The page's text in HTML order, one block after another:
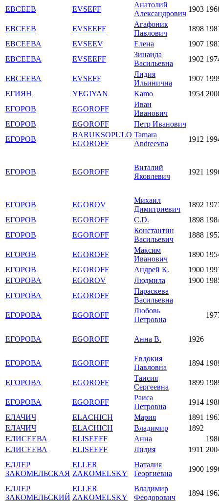
ЕВСЕЕВ
EVSEFF
Анатолий
Александрович
1903
ЕВСЕЕВ EVSEEFF
Агафоник
Павлович
1898
ЕВСЕЕВА
EVSEEV Елена 1907
ЕВСЕЕВА
EVSEEFF
Зинаида
Васильевна
1902
ЕВСЕЕВА EVSEFF
Лидия
Ильинична
1907
ЕГИЯН
YEGIYAN Kamo 1954
ЕГОРОВ
EGOROFF
Иван
Иванович
ЕГОРОВ
EGOROFF
Петр Иванович
ЕГОРОВ
BARUKSOPULO
EGOROFF
Tamara
Andreevna
1912
ЕГОРОВ EGOROFF
Виталий
Яковлевич
1921
ЕГОРОВ EGOROV
Михаил
Димитриевич
1892
ЕГОРОВ
EGOROFF C.D. 1898
ЕГОРОВ
EGOROFF
Константин
Васильевич
1888
ЕГОРОВ EGOROFF
Максим
Иванович
1890
ЕГОРОВ
EGOROFF Андрей К. 1900
ЕГОРОВА
EGOROV Людмила 1900
ЕГОРОВА
EGOROFF
Параскева
Васильевна
ЕГОРОВА
EGOROFF
Любовь
Петровна
ЕГОРОВА EGOROFF Анна В. 1926
ЕГОРОВА EGOROFF
Евдокия
Павловна
1894
ЕГОРОВА EGOROFF
Таисия
Сергеевна
1899
ЕГОРОВА EGOROFF
Раиса
Петровна
1914
ЕЛАЧИЧ
ELACHICH Мария 1891
ЕЛАЧИЧ
ELACHICH Владимир
1892
ЕЛИСЕЕВА
ELISEEFF Анна
ЕЛИСЕЕВА
ELISEEFF Лидия 1911
ЕЛЛЕР
ЗАКОМЕЛЬСКАЯ
ELLER
ZAKOMELSKY
Наталия
Георгиевна
1900
ЕЛЛЕР
ЗАКОМЕЛЬСКИЙ
ELLER
ZAKOMELSKY
Владимир
Феодорович
1894